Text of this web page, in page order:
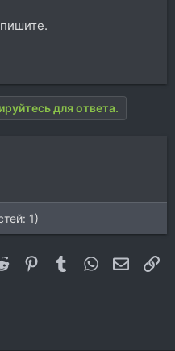
для ответа.
1)
Reddit Pinterest
Tumblr WhatsApp